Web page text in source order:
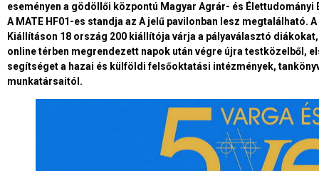
eseményen a gödöllői központú Magyar Agrár- és
A MATE HF01-es standja az A jelű pavilonban lesz megtalálható.
Kiállításon 18 ország 200 kiállítója várja a pályaválasztó
online térben megrendezett napok után végre újra testközelből,
segítséget a hazai és külföldi felsőoktatási intézmények,
munkatársaitól.